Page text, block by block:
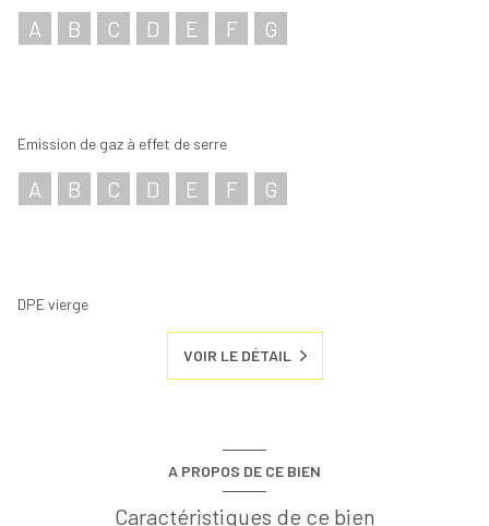
A B C D E F G
Emission de gaz à effet de serre
A B C D E F G
DPE vierge
VOIR LE DÉTAIL
A PROPOS DE CE BIEN
Caractéristiques de ce bien